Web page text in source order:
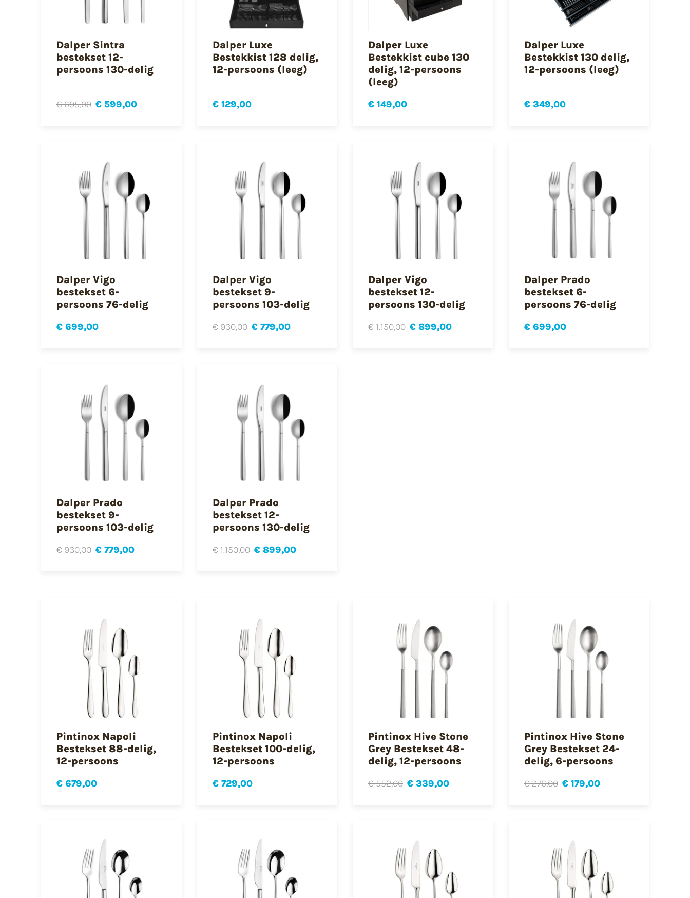
Dalper Sintra
bestekset 12-
persoons 130-delig
€ 695,00 € 599,00
Dalper Luxe
Bestekkist 128 delig,
12-persoons (leeg)
€ 129,00
Dalper Luxe
Bestekkist cube 130
delig, 12-persoons
(leeg)
€ 149,00
Dalper Luxe
Bestekkist 130 delig,
12-persoons (leeg)
€ 349,00
Dalper Vigo
bestekset 6-
persoons 76-delig
€ 699,00
Dalper Vigo
bestekset 9-
persoons 103-delig
€ 930,00 € 779,00
Dalper Vigo
bestekset 12-
persoons 130-delig
€ 1.150,00 € 899,00
Dalper Prado
bestekset 6-
persoons 76-delig
€ 699,00
Dalper Prado
bestekset 9-
persoons 103-delig
€ 930,00 € 779,00
Dalper Prado
bestekset 12-
persoons 130-delig
€ 1.150,00 € 899,00
Pintinox Napoli
Bestekset 88-delig,
12-persoons
€ 679,00
Pintinox Napoli
Bestekset 100-delig,
12-persoons
€ 729,00
Pintinox Hive Stone
Grey Bestekset 48-
delig, 12-persoons
€ 552,00 € 339,00
Pintinox Hive Stone
Grey Bestekset 24-
delig, 6-persoons
€ 276,00 € 179,00